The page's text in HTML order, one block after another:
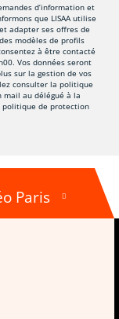
d’information et
que LISAA utilise
adapter ses offres de
modèles de profils
à être contacté
Vos données seront
sur la gestion de vos
consulter la politique
mail au délégué à la
politique de protection
Paris